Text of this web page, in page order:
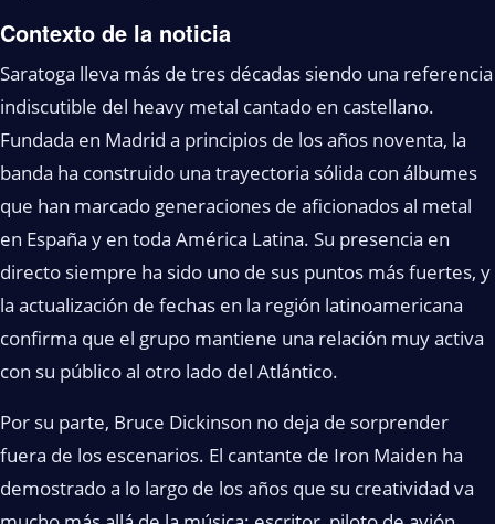
Contexto de la noticia
Saratoga lleva más de tres décadas siendo una referencia
indiscutible del heavy metal cantado en castellano.
Fundada en Madrid a principios de los años noventa, la
banda ha construido una trayectoria sólida con álbumes
que han marcado generaciones de aficionados al metal
en España y en toda América Latina. Su presencia en
directo siempre ha sido uno de sus puntos más fuertes, y
la actualización de fechas en la región latinoamericana
confirma que el grupo mantiene una relación muy activa
con su público al otro lado del Atlántico.
Por su parte, Bruce Dickinson no deja de sorprender
fuera de los escenarios. El cantante de Iron Maiden ha
demostrado a lo largo de los años que su creatividad va